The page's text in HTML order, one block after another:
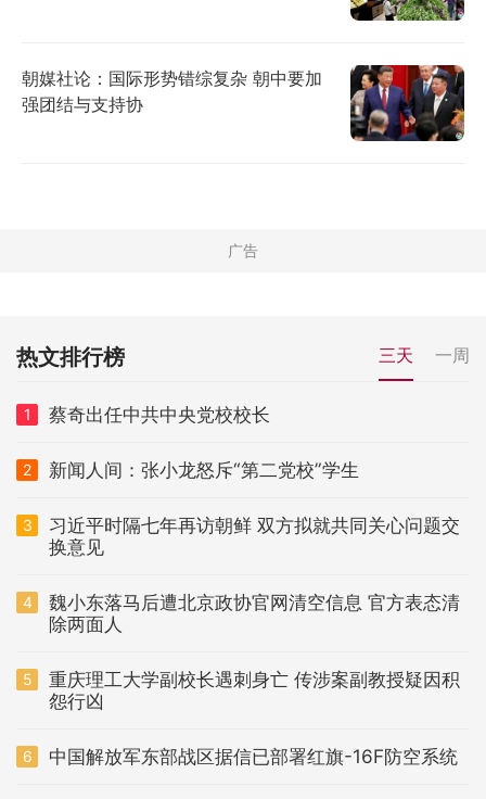
朝媒社论：国际形势错综复杂 朝中要加
强团结与支持协
热文排行榜 三天 一周
1 蔡奇出任中共中央党校校长
2 新闻人间：张小龙怒斥“第二党校”学生
3
习近平时隔七年再访朝鲜 双方拟就共同关心问题交
换意见
4
魏小东落马后遭北京政协官网清空信息 官方表态清
除两面人
5
重庆理工大学副校长遇刺身亡 传涉案副教授疑因积
怨行凶
6 中国解放军东部战区据信已部署红旗-16F防空系统